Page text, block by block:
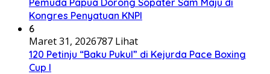
Kongres Penyatuan KNPI
6
Maret 31, 2026787 Lihat
120 Petinju “Baku Pukul” di Kejurda Pace Boxing
Cup I